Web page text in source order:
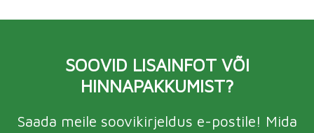
SOOVID LISAINFOT VÕI
HINNAPAKKUMIST?
Saada meile soovikirjeldus e-postile! Mida